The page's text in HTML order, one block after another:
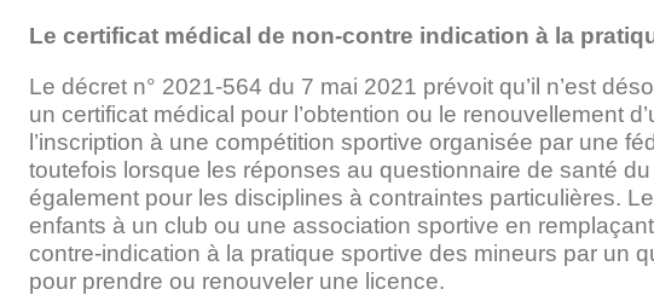
Le certificat médical de non-contre indication à la
Le décret n° 2021-564 du 7 mai 2021 prévoit qu’il n’est
un certificat médical pour l’obtention ou le renouvellement
l’inscription à une compétition sportive organisée par une
toutefois lorsque les réponses au questionnaire de santé
également pour les disciplines à contraintes particulières.
enfants à un club ou une association sportive en
contre-indication à la pratique sportive des mineurs par un
pour prendre ou renouveler une licence.